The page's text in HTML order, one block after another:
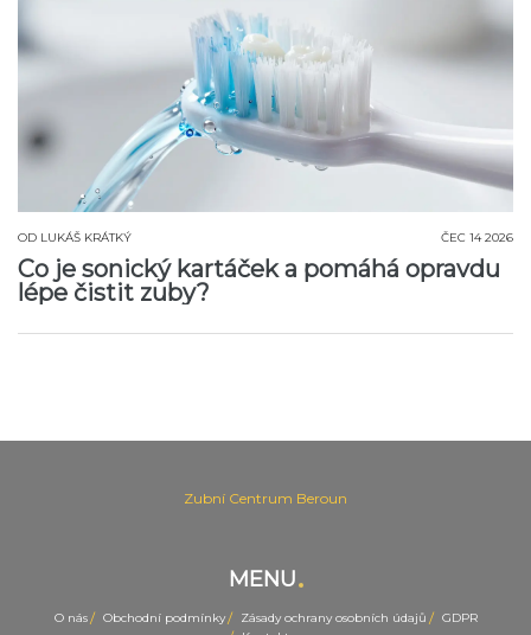
OD LUKÁŠ KRÁTKÝ ČEC 14 2026
Co je sonický kartáček a pomáhá opravdu
lépe čistit zuby?
Zubní Centrum Beroun
MENU
O nás Obchodní podmínky Zásady ochrany osobních údajů
GDPR